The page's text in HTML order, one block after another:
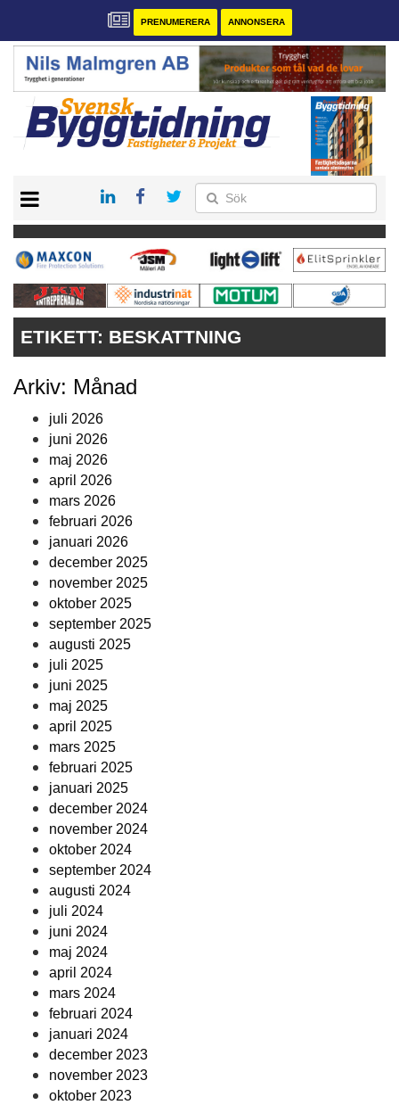
PRENUMERERA ANNONSERA
PRENUMERERA
VÅRA ANDRA MAGASIN
ANNONSERA
KONTAKT
ETIKETT: BESKATTNING
Arkiv: Månad
juli 2026
juni 2026
maj 2026
april 2026
mars 2026
februari 2026
januari 2026
december 2025
november 2025
oktober 2025
september 2025
augusti 2025
juli 2025
juni 2025
maj 2025
april 2025
mars 2025
februari 2025
januari 2025
december 2024
november 2024
oktober 2024
september 2024
augusti 2024
juli 2024
juni 2024
maj 2024
april 2024
mars 2024
februari 2024
januari 2024
december 2023
november 2023
oktober 2023